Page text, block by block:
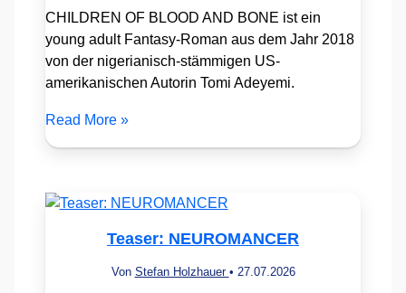
CHILDREN OF BLOOD AND BONE ist ein
young adult Fantasy-Roman aus dem Jahr 2018
von der nigerianisch-stämmigen US-
amerikanischen Autorin Tomi Adeyemi.
Read More »
Teaser: NEUROMANCER
Von Stefan Holzhauer • 27.07.2026